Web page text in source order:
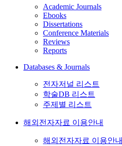
Academic Journals
Ebooks
Dissertations
Conference Materials
Reviews
Reports
Databases & Journals
전자저널 리스트
학술DB 리스트
주제별 리스트
해외전자자료 이용안내
해외전자자료 이용안내